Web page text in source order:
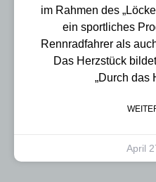
im Rahmen des
ein sportliches
Rennradfahrer als
Das Herzstück
„Durch das
April